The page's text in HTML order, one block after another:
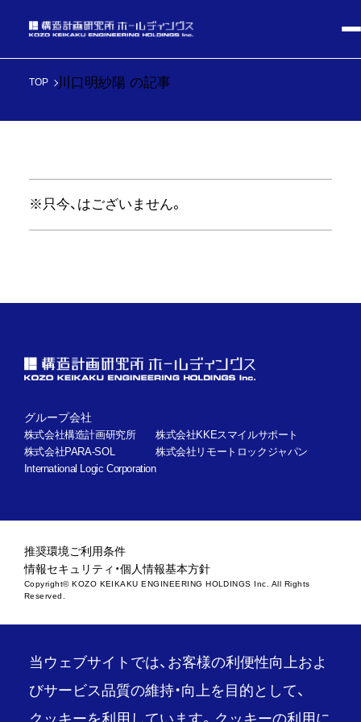
TOP 川口明紗陽 の記事
※只今、はございません。
グループ会社
株式会社構造計画研究所
株式会社KKEスマイルサポート
株式会社PARA-SOL
株式会社リモートロックジャパン
International Logic Corporation
推奨環境ご利用条件
情報セキュリティ・個人情報基本方針
Copyright© KOZO KEIKAKU ENGINEERING HOLDINGS Inc. All Rights
Reserved.
当ウェブサイトでは、お客様の利便性向上およ
びサービス品質の維持・向上を目的として、
クッキーを利用しています。クッキーの利用に